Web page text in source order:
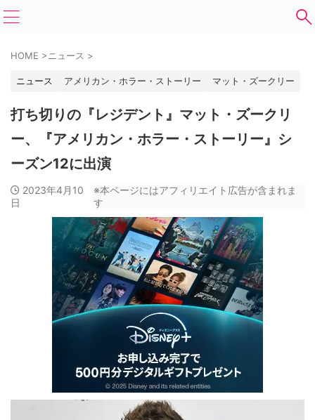
HOME >ニュース >
ニュース アメリカン・ホラー・ストーリー マット・ズークリー
打ち切りの『レジデント』マット・ズークリ
ー、『アメリカン・ホラー・ストーリー』シ
ーズン12に出演
2023年4月10
日
※本ページにはアフィリエイト広告が含まれま
す